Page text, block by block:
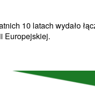
10 latach wydało
Europejskiej.